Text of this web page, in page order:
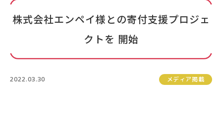
株式会社エンペイ様との寄付支援プロジェ
クトを 開始
2022.03.30 メディア掲載